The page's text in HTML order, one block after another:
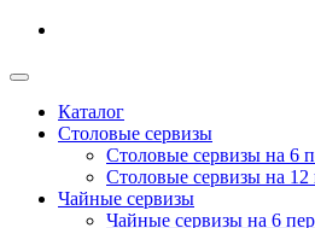
Каталог
Столовые сервизы
Столовые сервизы на 6
Столовые сервизы на 12
Чайные сервизы
Чайные сервизы на 6